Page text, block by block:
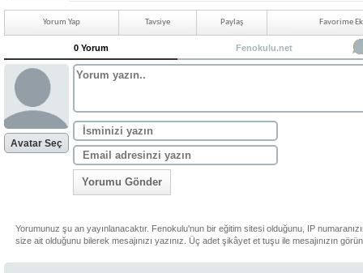
Yorum Yap Tavsiye Paylaş Favorime
0 Yorum Fenokulu.net
Avatar Seç
Yorumu Gönder
Yorumunuz şu an yayınlanacaktır. Fenokulu'nun bir eğitim sitesi olduğunu, IP
size ait olduğunu bilerek mesajınızı yazınız. Üç adet şikâyet et tuşu ile mesajınızın